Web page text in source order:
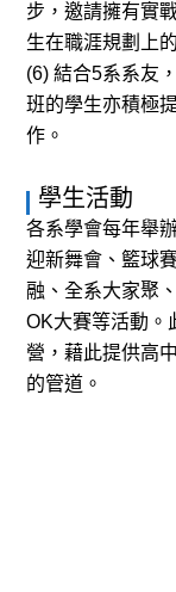
步，邀請擁有實
生在職涯規劃上
(6) 結合5系系友
班的學生亦積極
作。
學生活動
各系學會每年舉
迎新舞會、籃球
融、全系大家聚
OK大賽等活動。
營，藉此提供高
的管道。